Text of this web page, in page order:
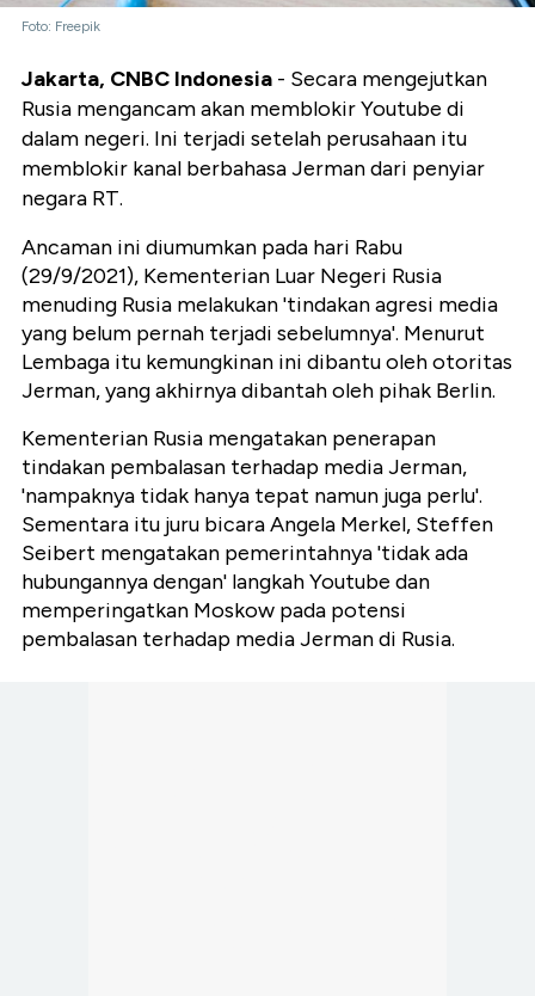
Foto: Freepik
Jakarta, CNBC Indonesia - Secara mengejutkan
Rusia mengancam akan memblokir Youtube di
dalam negeri. Ini terjadi setelah perusahaan itu
memblokir kanal berbahasa Jerman dari penyiar
negara RT.
Ancaman ini diumumkan pada hari Rabu
(29/9/2021), Kementerian Luar Negeri Rusia
menuding Rusia melakukan 'tindakan agresi media
yang belum pernah terjadi sebelumnya'. Menurut
Lembaga itu kemungkinan ini dibantu oleh otoritas
Jerman, yang akhirnya dibantah oleh pihak Berlin.
Kementerian Rusia mengatakan penerapan
tindakan pembalasan terhadap media Jerman,
'nampaknya tidak hanya tepat namun juga perlu'.
Sementara itu juru bicara Angela Merkel, Steffen
Seibert mengatakan pemerintahnya 'tidak ada
hubungannya dengan' langkah Youtube dan
memperingatkan Moskow pada potensi
pembalasan terhadap media Jerman di Rusia.